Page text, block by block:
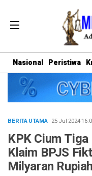
Nasional Peristiwa
BERITA UTAMA· 25 Jul 2024
KPK Cium
Klaim BPJS
Milyaran Rupiah